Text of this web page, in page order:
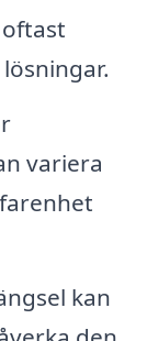
variera
kan